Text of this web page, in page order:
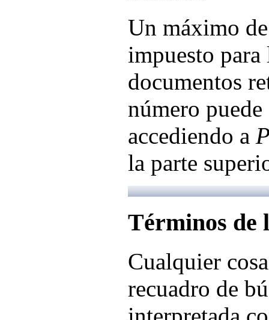
Un máximo
impuesto
documentos
número puede
accediendo a
la parte
Términos de
Cualquier
recuadro de